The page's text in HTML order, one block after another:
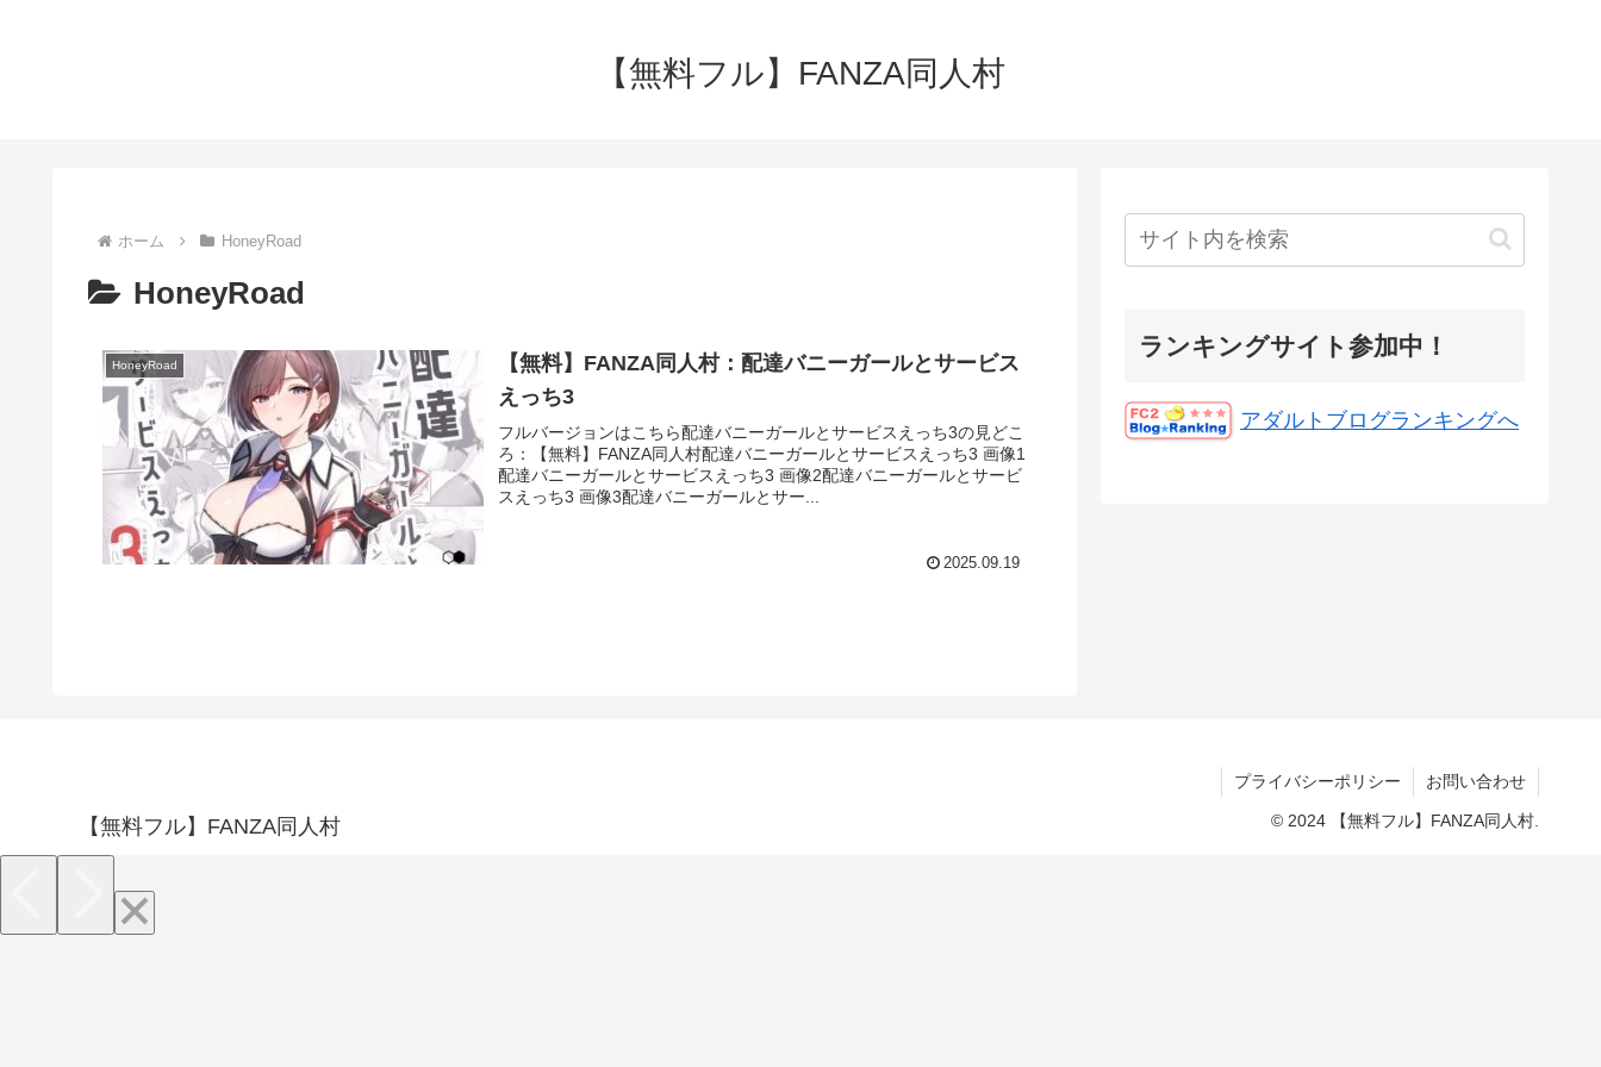
【無料フル】FANZA同人村
ホーム HoneyRoad
HoneyRoad
HoneyRoad
【無料】FANZA同人村：配達バニーガールとサービス
えっち3
フルバージョンはこちら配達バニーガールとサービスえっち3の見どこ
ろ：【無料】FANZA同人村配達バニーガールとサービスえっち3 画像1
配達バニーガールとサービスえっち3 画像2配達バニーガールとサービ
スえっち3 画像3配達バニーガールとサー...
2025.09.19
ランキングサイト参加中！
アダルトブログランキングへ
【無料フル】FANZA同人村
プライバシーポリシー お問い合わせ
© 2024 【無料フル】FANZA同人村.